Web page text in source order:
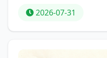
简单翻译，而是适配
化。其是唯一“零内卷
立索引关键词扩容词
累积权重复利。App
2026-07-31